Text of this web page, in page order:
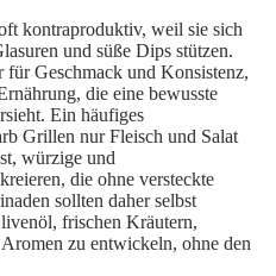
kontraproduktiv, weil sie sich
und süße Dips stützen.
Geschmack und Konsistenz,
die eine bewusste
Ein häufiges
Grillen nur Fleisch und Salat
würzige und
die ohne versteckte
sollten daher selbst
frischen Kräutern,
zu entwickeln, ohne den